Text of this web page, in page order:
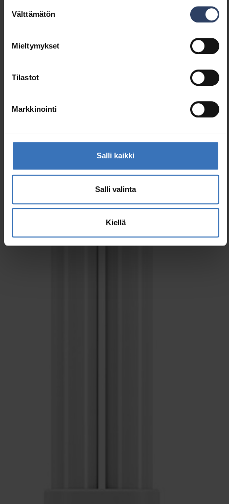
valinta
Välttämätön
Mieltymykset
Tilastot
Markkinointi
Salli kaikki
Salli valinta
Kiellä